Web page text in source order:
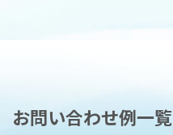
お問い合わせ例一覧